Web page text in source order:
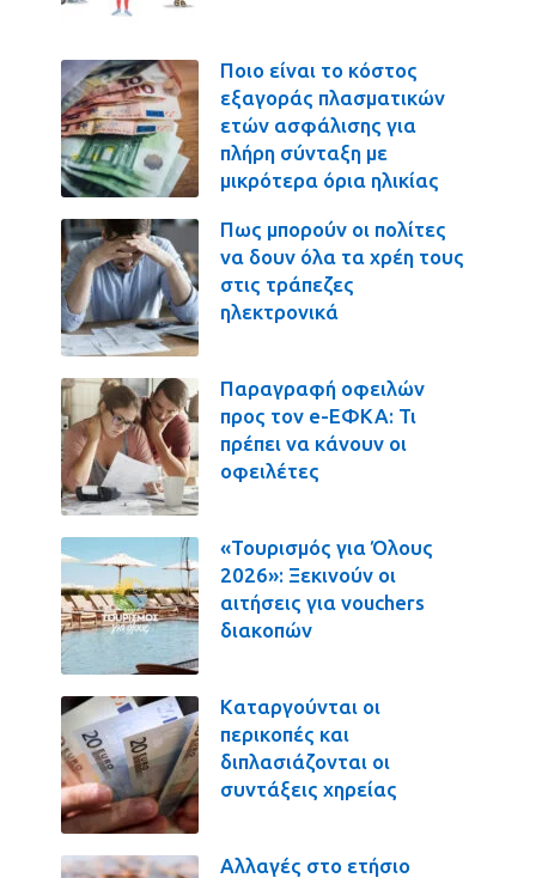
Ποιο είναι το κόστος
εξαγοράς πλασματικών
ετών ασφάλισης για
πλήρη σύνταξη με
μικρότερα όρια ηλικίας
Πως μπορούν οι πολίτες
να δουν όλα τα χρέη τους
στις τράπεζες
ηλεκτρονικά
Παραγραφή οφειλών
προς τον e-ΕΦΚΑ: Τι
πρέπει να κάνουν οι
οφειλέτες
«Τουρισμός για Όλους
2026»: Ξεκινούν οι
αιτήσεις για vouchers
διακοπών
Καταργούνται οι
περικοπές και
διπλασιάζονται οι
συντάξεις χηρείας
Αλλαγές στο ετήσιο